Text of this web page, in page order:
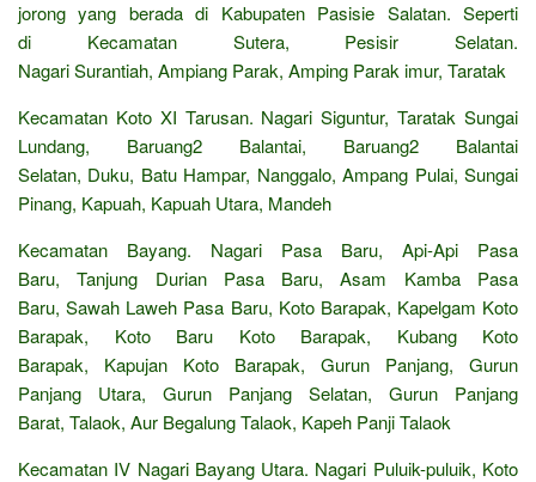
jorong yang berada di Kabupaten Pasisie Salatan. Seperti
di Kecamatan Sutera, Pesisir Selatan.
Nagari Surantiah, Ampiang Parak, Amping Parak imur, Taratak
Kecamatan Koto XI Tarusan. Nagari Siguntur, Taratak Sungai
Lundang, Baruang2 Balantai, Baruang2 Balantai
Selatan, Duku, Batu Hampar, Nanggalo, Ampang Pulai, Sungai
Pinang, Kapuah, Kapuah Utara, Mandeh
Kecamatan Bayang. Nagari Pasa Baru, Api-Api Pasa
Baru, Tanjung Durian Pasa Baru, Asam Kamba Pasa
Baru, Sawah Laweh Pasa Baru, Koto Barapak, Kapelgam Koto
Barapak, Koto Baru Koto Barapak, Kubang Koto
Barapak, Kapujan Koto Barapak, Gurun Panjang, Gurun
Panjang Utara, Gurun Panjang Selatan, Gurun Panjang
Barat, Talaok, Aur Begalung Talaok, Kapeh Panji Talaok
Kecamatan IV Nagari Bayang Utara. Nagari Puluik-puluik, Koto